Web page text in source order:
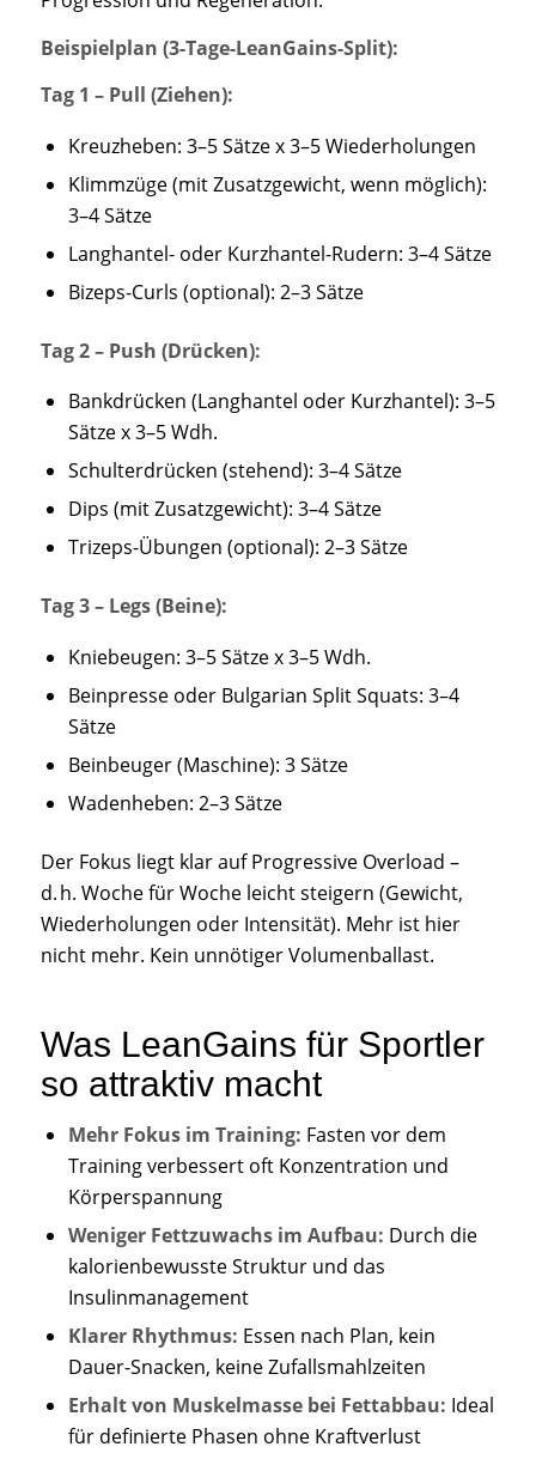
Beispielplan (3-Tage-LeanGains-Split):
Tag 1 – Pull (Ziehen):
Kreuzheben: 3–5 Sätze x 3–5 Wiederholungen
Klimmzüge (mit Zusatzgewicht, wenn möglich):
3–4 Sätze
Langhantel- oder Kurzhantel-Rudern: 3–4 Sätze
Bizeps-Curls (optional): 2–3 Sätze
Tag 2 – Push (Drücken):
Bankdrücken (Langhantel oder Kurzhantel): 3–5
Sätze x 3–5 Wdh.
Schulterdrücken (stehend): 3–4 Sätze
Dips (mit Zusatzgewicht): 3–4 Sätze
Trizeps-Übungen (optional): 2–3 Sätze
Tag 3 – Legs (Beine):
Kniebeugen: 3–5 Sätze x 3–5 Wdh.
Beinpresse oder Bulgarian Split Squats: 3–4
Sätze
Beinbeuger (Maschine): 3 Sätze
Wadenheben: 2–3 Sätze
Der Fokus liegt klar auf Progressive Overload –
d. h. Woche für Woche leicht steigern (Gewicht,
Wiederholungen oder Intensität). Mehr ist hier
nicht mehr. Kein unnötiger Volumenballast.
Was LeanGains für Sportler
so attraktiv macht
Mehr Fokus im Training: Fasten vor dem
Training verbessert oft Konzentration und
Körperspannung
Weniger Fettzuwachs im Aufbau: Durch die
kalorienbewusste Struktur und das
Insulinmanagement
Klarer Rhythmus: Essen nach Plan, kein
Dauer-Snacken, keine Zufallsmahlzeiten
Erhalt von Muskelmasse bei Fettabbau: Ideal
für definierte Phasen ohne Kraftverlust